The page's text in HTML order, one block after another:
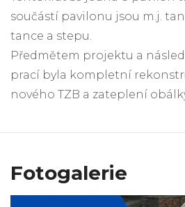
součástí pavilonu jsou m.j.
tance a stepu.
Předmětem projektu a
prací byla kompletní
nového TZB a zateplení
Fotogalerie